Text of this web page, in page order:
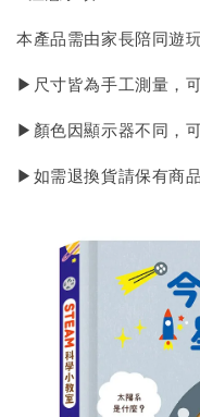
本產品需由家長陪同遊
▶尺寸皆為手工測量，
▶顏色因顯示器不同，
▶如需退換貨請保有商